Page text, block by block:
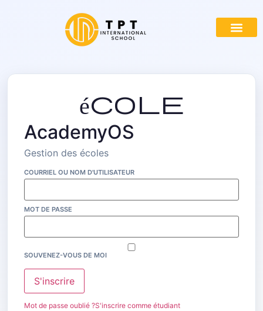
école
AcademyOS
Gestion des écoles
COURRIEL OU NOM D'UTILISATEUR
MOT DE PASSE
SOUVENEZ-VOUS DE MOI
S'inscrire
Mot de passe oublié ?S'inscrire comme étudiant